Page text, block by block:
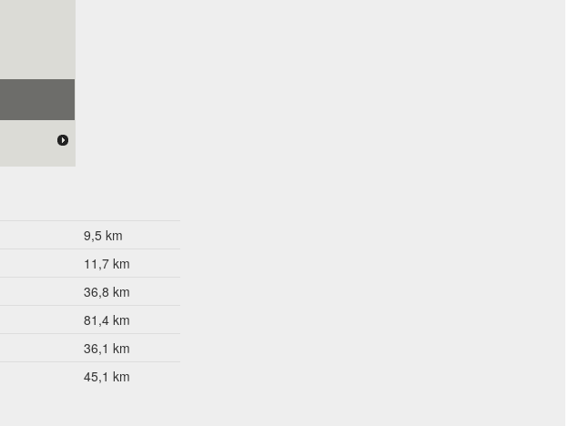
9,5 km
11,7 km
36,8 km
81,4 km
36,1 km
45,1 km